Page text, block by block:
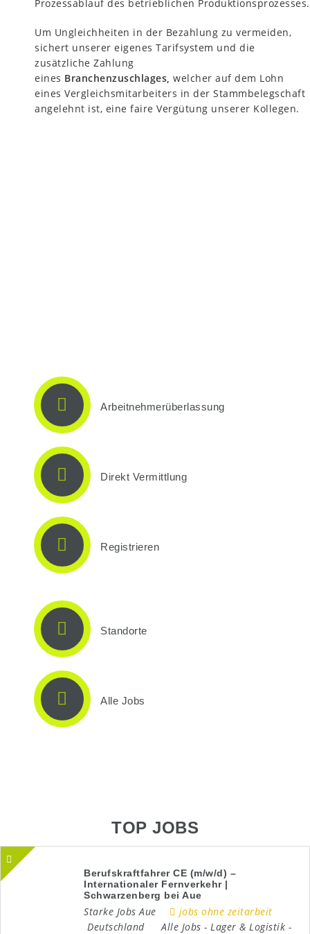
Prozessablauf des betrieblichen Produktionsprozesses.
Um Ungleichheiten in der Bezahlung zu vermeiden,
sichert unserer eigenes Tarifsystem und die
zusätzliche Zahlung
eines Branchenzuschlages, welcher auf dem Lohn
eines Vergleichsmitarbeiters in der Stammbelegschaft
angelehnt ist, eine faire Vergütung unserer Kollegen.
Arbeitnehmerüberlassung
Direkt Vermittlung
Registrieren
Standorte
Alle Jobs
TOP JOBS
Berufskraftfahrer CE (m/w/d) –
Internationaler Fernverkehr |
Schwarzenberg bei Aue
Starke Jobs Aue
jobs ohne zeitarbeit
Deutschland
Alle Jobs - Lager & Logistik -